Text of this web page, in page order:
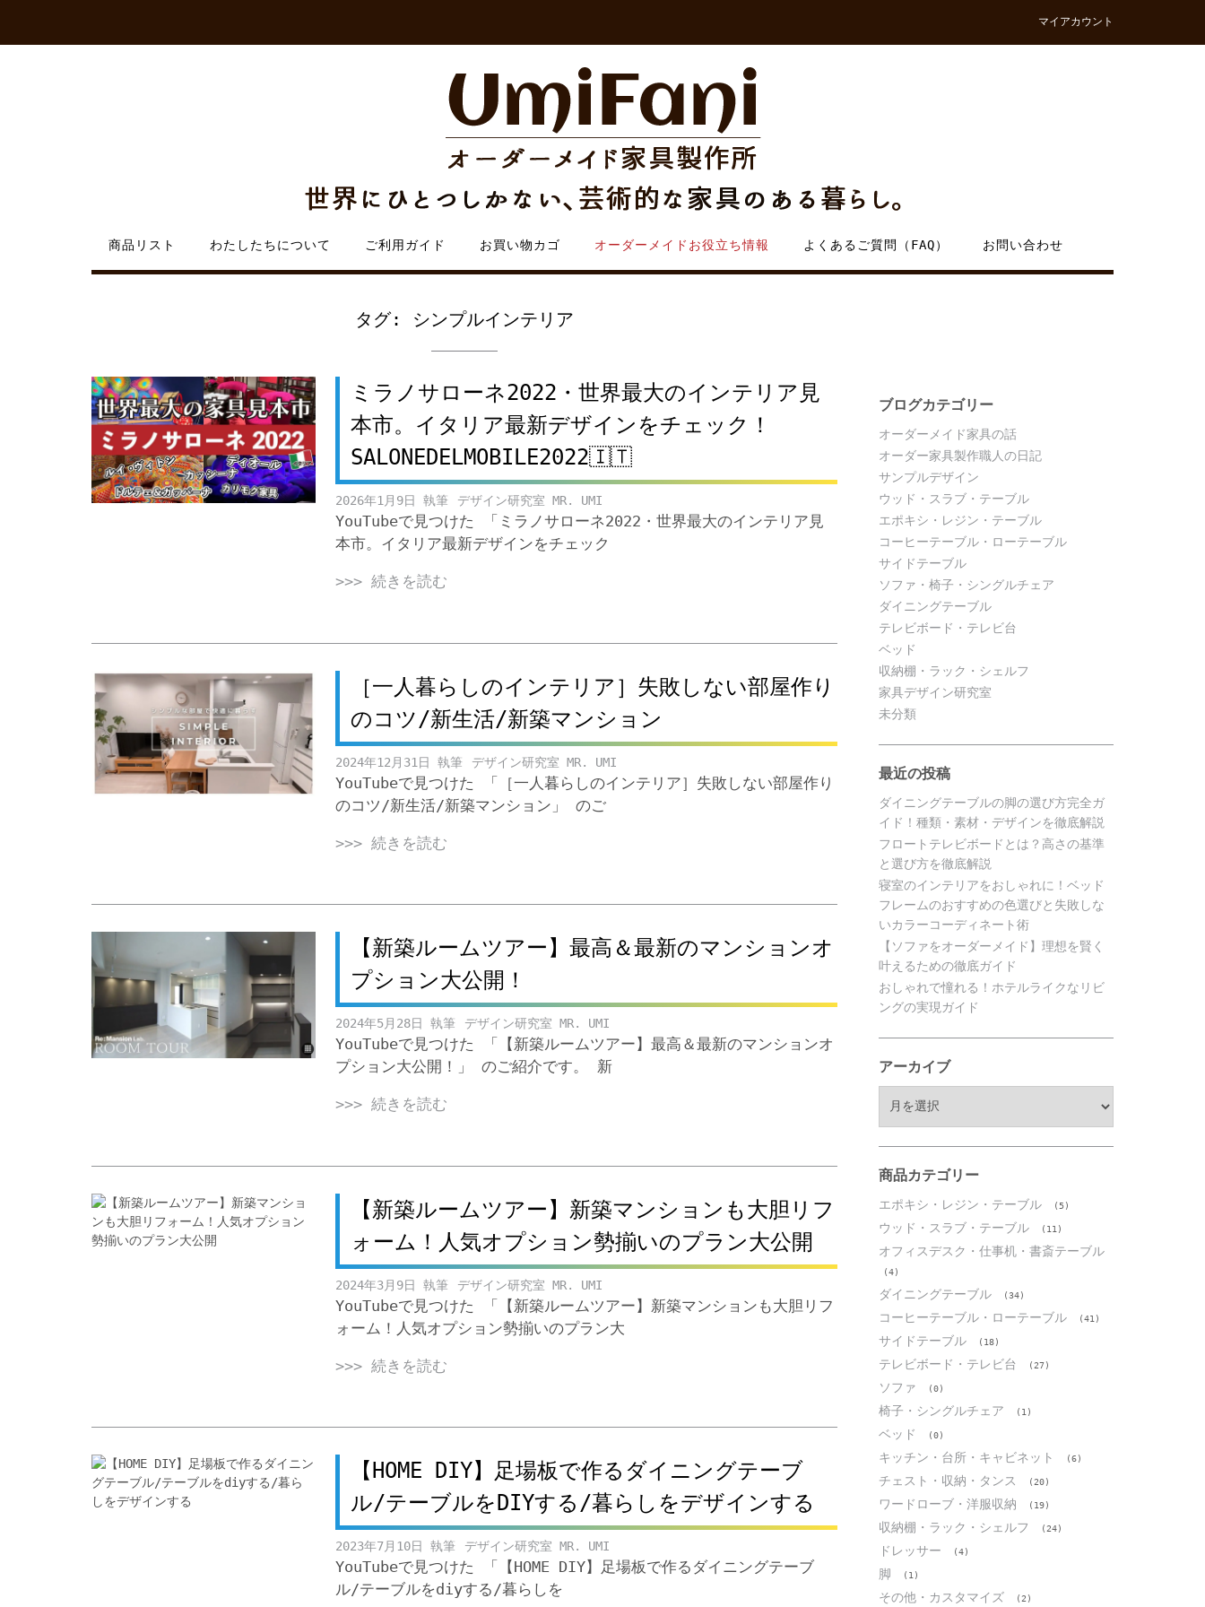
content
マイアカウント
商品リスト わたしたちについて ご利用ガイド お買い物カゴ オーダーメイドお役立ち情報 よくあるご質問（FAQ） お問い合わせ
タグ: シンプルインテリア
ミラノサローネ2022・世界最大のインテリア見
本市。イタリア最新デザインをチェック！
SALONEDELMOBILE2022🇮🇹
2026年1月9日 デザイン研究室 MR. UMI
YouTubeで見つけた 「ミラノサローネ2022・世界最大のインテリア見
本市。イタリア最新デザインをチェック
>>> 続きを読む
［一人暮らしのインテリア］失敗しない部屋作り
のコツ/新生活/新築マンション
2024年12月31日 デザイン研究室 MR. UMI
YouTubeで見つけた 「［一人暮らしのインテリア］失敗しない部屋作り
のコツ/新生活/新築マンション」 のご
>>> 続きを読む
【新築ルームツアー】最高＆最新のマンションオ
プション大公開！
2024年5月28日 デザイン研究室 MR. UMI
YouTubeで見つけた 「【新築ルームツアー】最高＆最新のマンションオ
プション大公開！」 のご紹介です。 新
>>> 続きを読む
【新築ルームツアー】新築マンションも大胆リフ
ォーム！人気オプション勢揃いのプラン大公開
2024年3月9日 デザイン研究室 MR. UMI
YouTubeで見つけた 「【新築ルームツアー】新築マンションも大胆リフ
ォーム！人気オプション勢揃いのプラン大
>>> 続きを読む
【HOME DIY】足場板で作るダイニングテーブ
ル/テーブルをDIYする/暮らしをデザインする
2023年7月10日 デザイン研究室 MR. UMI
YouTubeで見つけた 「【HOME DIY】足場板で作るダイニングテーブ
ル/テーブルをdiyする/暮らしを
ブログカテゴリー
オーダーメイド家具の話
オーダー家具製作職人の日記
サンプルデザイン
ウッド・スラブ・テーブル
エポキシ・レジン・テーブル
コーヒーテーブル・ローテーブル
サイドテーブル
ソファ・椅子・シングルチェア
ダイニングテーブル
テレビボード・テレビ台
ベッド
収納棚・ラック・シェルフ
家具デザイン研究室
未分類
最近の投稿
ダイニングテーブルの脚の選び方完全ガ
イド！種類・素材・デザインを徹底解説
フロートテレビボードとは？高さの基準
と選び方を徹底解説
寝室のインテリアをおしゃれに！ベッド
フレームのおすすめの色選びと失敗しな
いカラーコーディネート術
【ソファをオーダーメイド】理想を賢く
叶えるための徹底ガイド
おしゃれで憧れる！ホテルライクなリビ
ングの実現ガイド
アーカイブ
ブ
商品カテゴリー
エポキシ・レジン・テーブル (5)
ウッド・スラブ・テーブル (11)
オフィスデスク・仕事机・書斎テーブル
(4)
ダイニングテーブル (34)
コーヒーテーブル・ローテーブル (41)
サイドテーブル (18)
テレビボード・テレビ台 (27)
ソファ (0)
椅子・シングルチェア (1)
ベッド (0)
キッチン・台所・キャビネット (6)
チェスト・収納・タンス (20)
ワードローブ・洋服収納 (19)
収納棚・ラック・シェルフ (24)
ドレッサー (4)
脚 (1)
その他・カスタマイズ (2)